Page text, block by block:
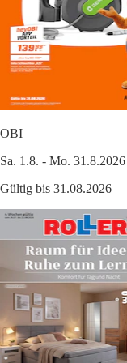
OBI
Sa. 1.8. - Mo. 31.8.2026
Gültig bis 31.08.2026